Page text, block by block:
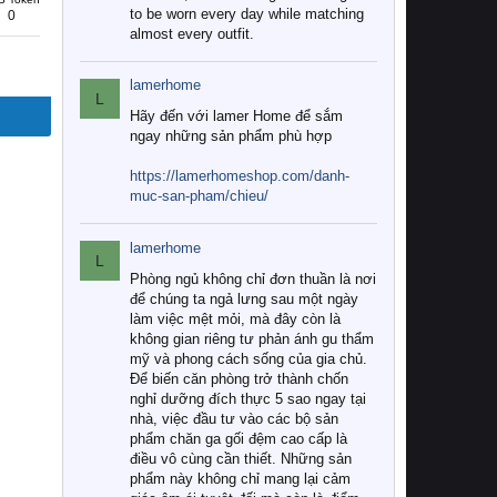
0
to be worn every day while matching
almost every outfit.
L
lamerhome
Hãy đến với lamer Home để sắm
ngay những sản phẩm phù hợp
https://lamerhomeshop.com/danh-
muc-san-pham/chieu/
L
lamerhome
Phòng ngủ không chỉ đơn thuần là nơi
để chúng ta ngả lưng sau một ngày
làm việc mệt mỏi, mà đây còn là
không gian riêng tư phản ánh gu thẩm
mỹ và phong cách sống của gia chủ.
Để biến căn phòng trở thành chốn
nghỉ dưỡng đích thực 5 sao ngay tại
nhà, việc đầu tư vào các bộ sản
phẩm chăn ga gối đệm cao cấp là
điều vô cùng cần thiết. Những sản
phẩm này không chỉ mang lại cảm